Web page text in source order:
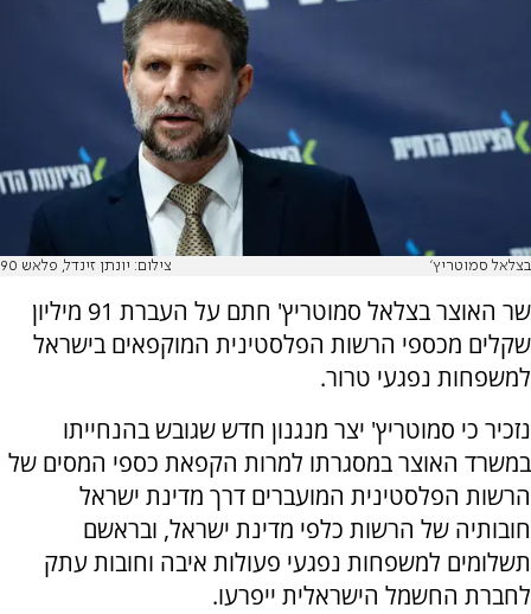
בצלאל סמוטריץ' צילום: יונתן זינדל, פלאש 90
שר האוצר בצלאל סמוטריץ' חתם על העברת 91 מיליון
שקלים מכספי הרשות הפלסטינית המוקפאים בישראל
למשפחות נפגעי טרור.
נזכיר כי סמוטריץ' יצר מנגנון חדש שגובש בהנחייתו
במשרד האוצר במסגרתו למרות הקפאת כספי המסים של
הרשות הפלסטינית המועברים דרך מדינת ישראל
חובותיה של הרשות כלפי מדינת ישראל, ובראשם
תשלומים למשפחות נפגעי פעולות איבה וחובות עתק
לחברת החשמל הישראלית ייפרעו.